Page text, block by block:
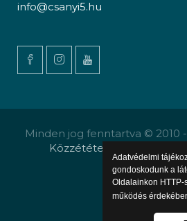
Adatvédelmi
gondoskodunk a
Oldalainkon
működés
info@csanyi5.hu
Minden jog fenntartva © 2010
Közzététel